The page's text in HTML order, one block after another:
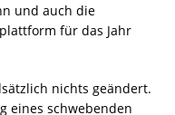
und auch die
für das Jahr
nichts geändert.
eines schwebenden